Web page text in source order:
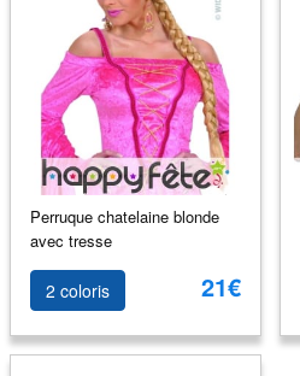
Perruque chatelaine blonde
avec tresse
2 coloris 21€